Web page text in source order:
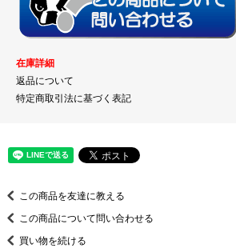
在庫詳細
返品について
特定商取引法に基づく表記
この商品を友達に教える
この商品について問い合わせる
買い物を続ける